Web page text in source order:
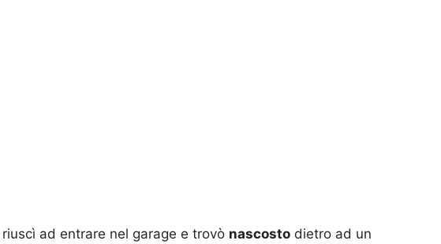
ad entrare nel garage e trovò nascosto dietro ad un